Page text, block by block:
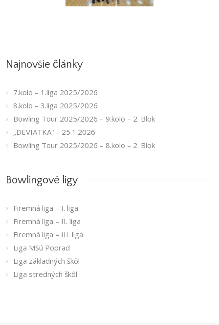
7.kolo – 1.liga
Najnovšie články
7.kolo – 1.liga 2025/2026
8.kolo – 3.liga 2025/2026
Bowling Tour 2025/2026 – 9.kolo – 2. Blok
„DEVIATKA“ – 25.1.2026
Bowling Tour 2025/2026 – 8.kolo – 2. Blok
Bowlingové ligy
Firemná liga – I. liga
Firemná liga – II. liga
Firemná liga – III. liga
Liga MSú Poprad
Liga základných škôl
Liga stredných škôl